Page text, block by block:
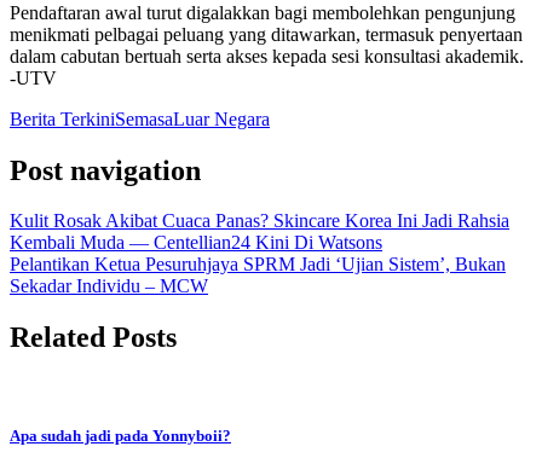
Pendaftaran awal turut digalakkan bagi membolehkan pengunjung
menikmati pelbagai peluang yang ditawarkan, termasuk penyertaan
dalam cabutan bertuah serta akses kepada sesi konsultasi akademik.
-UTV
Berita TerkiniSemasaLuar Negara
Post navigation
Kulit Rosak Akibat Cuaca Panas? Skincare Korea Ini Jadi Rahsia
Kembali Muda — Centellian24 Kini Di Watsons
Pelantikan Ketua Pesuruhjaya SPRM Jadi ‘Ujian Sistem’, Bukan
Sekadar Individu – MCW
Related Posts
Apa sudah jadi pada Yonnyboii?